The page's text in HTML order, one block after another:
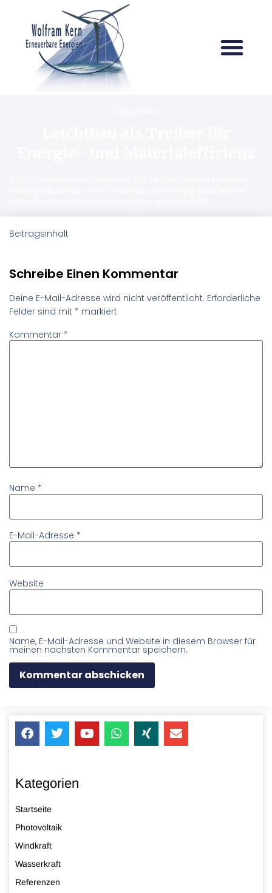
Beitragsinhalt
Schreibe Einen Kommentar
Deine E-Mail-Adresse wird nicht veröffentlicht. Erforderliche
Felder sind mit * markiert
Kommentar *
Name *
E-Mail-Adresse *
Website
Name, E-Mail-Adresse und Website in diesem Browser für
meinen nächsten Kommentar speichern.
Kategorien
Startseite
Photovoltaik
Windkraft
Wasserkraft
Referenzen